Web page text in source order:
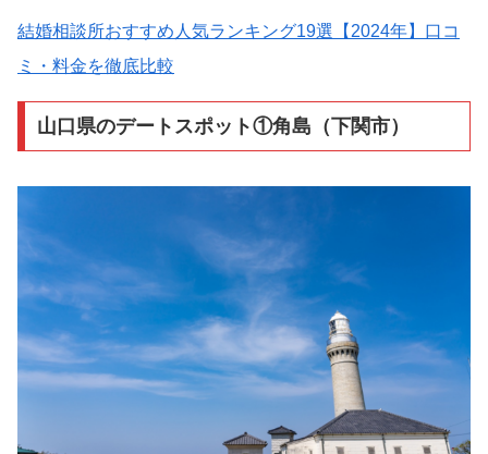
結婚相談所おすすめ人気ランキング19選【2024年】口コ
ミ・料金を徹底比較
山口県のデートスポット①角島（下関市）